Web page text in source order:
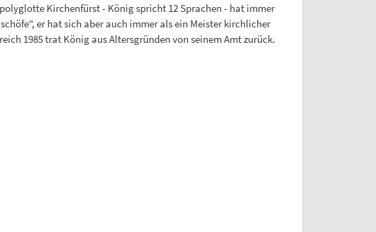
Kirchenfürst - König spricht 12 Sprachen - hat immer
er hat sich aber auch immer als ein Meister kirchlicher
1985 trat König aus Altersgründen von seinem Amt zurück.